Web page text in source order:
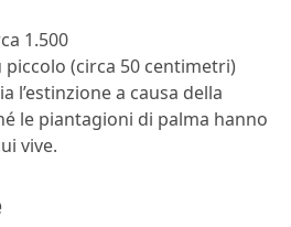
1.500
piccolo (circa 50 centimetri)
l’estinzione a causa della
le piantagioni di palma hanno
vive.